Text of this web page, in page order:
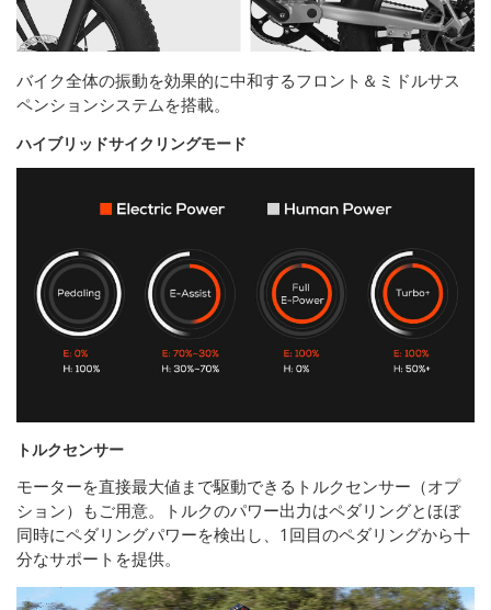
バイク全体の振動を効果的に中和するフロント＆ミドルサス
ペンションシステムを搭載。
ハイブリッドサイクリングモード
トルクセンサー
モーターを直接最大値まで駆動できるトルクセンサー（オプ
ション）もご用意。トルクのパワー出力はペダリングとほぼ
同時にペダリングパワーを検出し、1回目のペダリングから十
分なサポートを提供。